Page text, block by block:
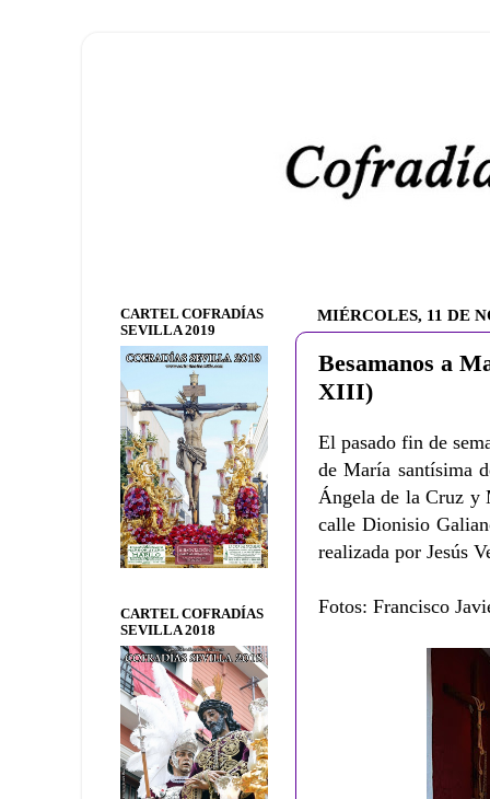
MIÉRCOLES, 11 DE
Besamanos a
XIII)
El pasado fin de
de María santísima
Ángela de la Cruz y
calle Dionisio
realizada por Jesús
Fotos: Francisco
CARTEL COFRADÍAS
SEVILLA 2019
CARTEL COFRADÍAS
SEVILLA 2018